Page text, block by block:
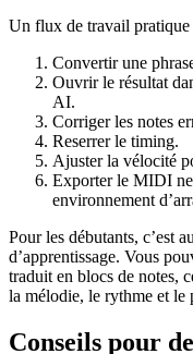
Un flux de travail pratique
Convertir une
Ouvrir le résultat
AI.
Corriger les notes
Reserrer le timing.
Ajuster la vélocité
Exporter le MIDI
environnement
Pour les débutants, c’est
d’apprentissage. Vous
traduit en blocs de notes,
la mélodie, le rythme et le
Conseils pour